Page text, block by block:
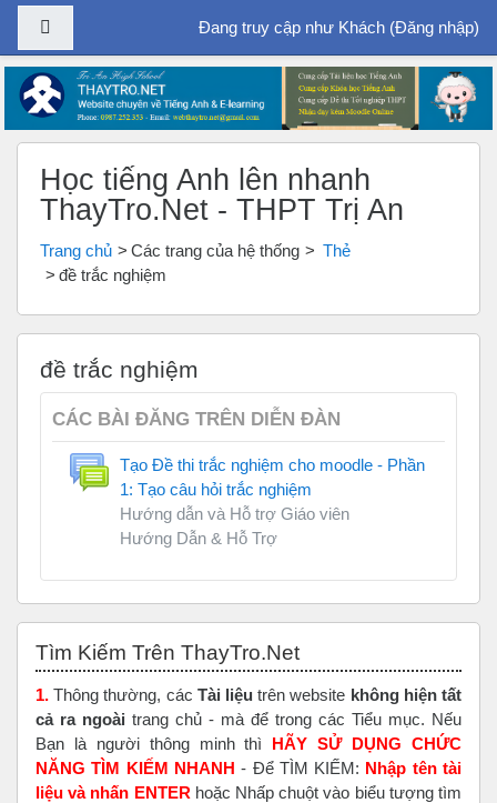
Chuyển tới nội dung chính
Bảng điều khiển cạnhĐang truy cập như Khách (Đăng nhập)
Học tiếng Anh lên nhanh
ThayTro.Net - THPT Trị An
Trang chủ Các trang của hệ thống
Thẻ
đề trắc nghiệm
đề trắc nghiệm
CÁC BÀI ĐĂNG TRÊN DIỄN ĐÀN
Tạo Đề thi trắc nghiệm cho moodle - Phần
1: Tạo câu hỏi trắc nghiệm
Hướng dẫn và Hỗ trợ Giáo viên
Hướng Dẫn & Hỗ Trợ
Tìm Kiếm Trên ThayTro.Net
1. Thông thường, các Tài liệu trên website không hiện tất
cả ra ngoài trang chủ - mà để trong các Tiểu mục. Nếu
Bạn là người thông minh thì HÃY SỬ DỤNG CHỨC
NĂNG TÌM KIẾM NHANH - Để TÌM KIẾM: Nhập tên tài
liệu và nhấn ENTER hoặc Nhấp chuột vào biểu tượng tìm